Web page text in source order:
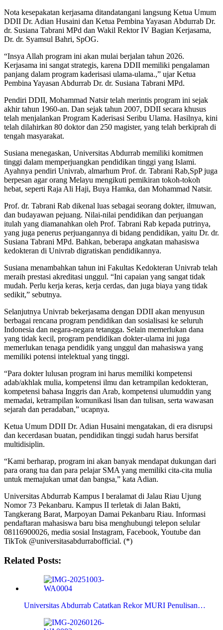
Nota kesepakatan kerjasama ditandatangani langsung Ketua Umum
DDII Dr. Adian Husaini dan Ketua Pembina Yayasan Abdurrab Dr.
dr. Susiana Tabrani MPd dan Wakil Rektor IV Bagian Kerjasama,
Dr. dr. Syamsul Bahri, SpOG.
“Insya Allah program ini akan mulai berjalan tahun 2026.
Kerjasama ini sangat strategis, karena DDII memiliki pengalaman
panjang dalam program kaderisasi ulama-ulama.,” ujar Ketua
Pembina Yayasan Abdurrab Dr. dr. Susiana Tabrani MPd.
Pendiri DDII, Mohammad Natsir telah merintis program ini sejak
akhir tahun 1960-an. Dan sejak tahun 2007, DDII secara khusus
telah menjalankan Program Kaderisasi Seribu Ulama. Hasilnya, kini
telah dilahirkan 80 doktor dan 250 magister, yang telah berkiprah di
tengah masyarakat.
Susiana menegaskan, Universitas Abdurrab memiliki komitmen
tinggi dalam memperjuangkan pendidikan tinggi yang Islami.
Ayahnya pendiri Univrab, almarhum Prof. dr. Tabrani Rab,SpP juga
berpesan agar orang Melayu mengikuti pemikiran tokoh-tokoh
hebat, seperti Raja Ali Haji, Buya Hamka, dan Mohammad Natsir.
Prof. dr. Tabrani Rab dikenal luas sebagai seorang dokter, ilmuwan,
dan budayawan pejuang. Nilai-nilai pendidikan dan perjuangan
itulah yang diamanahkan oleh Prof. Tabrani Rab kepada putrinya,
yang juga penerus perjuangannya di bidang pendidikan, yaitu Dr. dr.
Susiana Tabrani MPd. Bahkan, beberapa angkatan mahasiswa
kedokteran di Univrab digratiskan pendidikannya.
Susiana menambahkan tahun ini Fakultas Kedokteran Univrab telah
meraih prestasi akreditasi unggul. “Ini capaian yang sangat tidak
mudah. Perlu kerja keras, kerja cerdas, dan juga biaya yang tidak
sedikit,” sebutnya.
Selanjutnya Univrab bekerjasama dengan DDII akan menyusun
berbagai rencana program pendidikan dan sosialisasi ke seluruh
Indonesia dan negara-negara tetangga. Selain memerlukan dana
yang tidak kecil, program pendidikan dokter-ulama ini juga
memerlukan tenaga pendidik yang unggul dan mahasiswa yang
memiliki potensi intelektual yang tinggi.
“Para dokter lulusan program ini harus memiliki kompetensi
adab/akhlak mulia, kompetensi ilmu dan ketrampilan kedokteran,
kompetensi bahasa Inggris dan Arab, kompetensi ulumuddin yang
memadai, ketrampilan komunikasi lisan dan tulisan, serta wawasan
sejarah dan peradaban,” ucapnya.
Ketua Umum DDII Dr. Adian Husaini mengatakan, di era disrupsi
dan kecerdasan buatan, pendidikan tinggi sudah harus bersifat
multidisiplin.
“Kami berharap, program ini akan banyak mendapat dukungan dari
para orang tua dan para pelajar SMA yang memiliki cita-cita mulia
untuk memajukan umat dan bangsa,” kata Adian.
Universitas Abdurrab Kampus I beralamat di Jalau Riau Ujung
Nomor 73 Pekanbaru. Kampus II terletak di Jalan Bakti,
Tangkerang Barat, Marpoyan Damai Pekanbaru Riau. Informasi
pendaftaran mahasiswa baru bisa menghubungi telepon selular
08116900026, media sosial Instagram, Facebook, Youtube dan
TikTok @universitasabdurrabofficial. (*)
Related Posts:
Universitas Abdurrab Catatkan Rekor MURI Penulisan…